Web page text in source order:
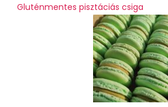
Gluténmentes pisztáciás csiga